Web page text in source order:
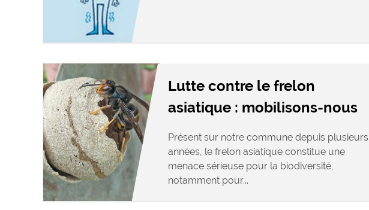
Lutte contre le frelon
asiatique : mobilisons-nous
Présent sur notre commune depuis plusieurs
années, le frelon asiatique constitue une
menace sérieuse pour la biodiversité,
notamment pour...